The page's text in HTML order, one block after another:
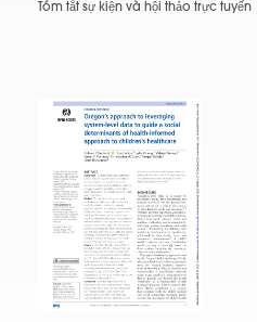
Tóm tắt sự kiện và hội thảo trực tuyến |